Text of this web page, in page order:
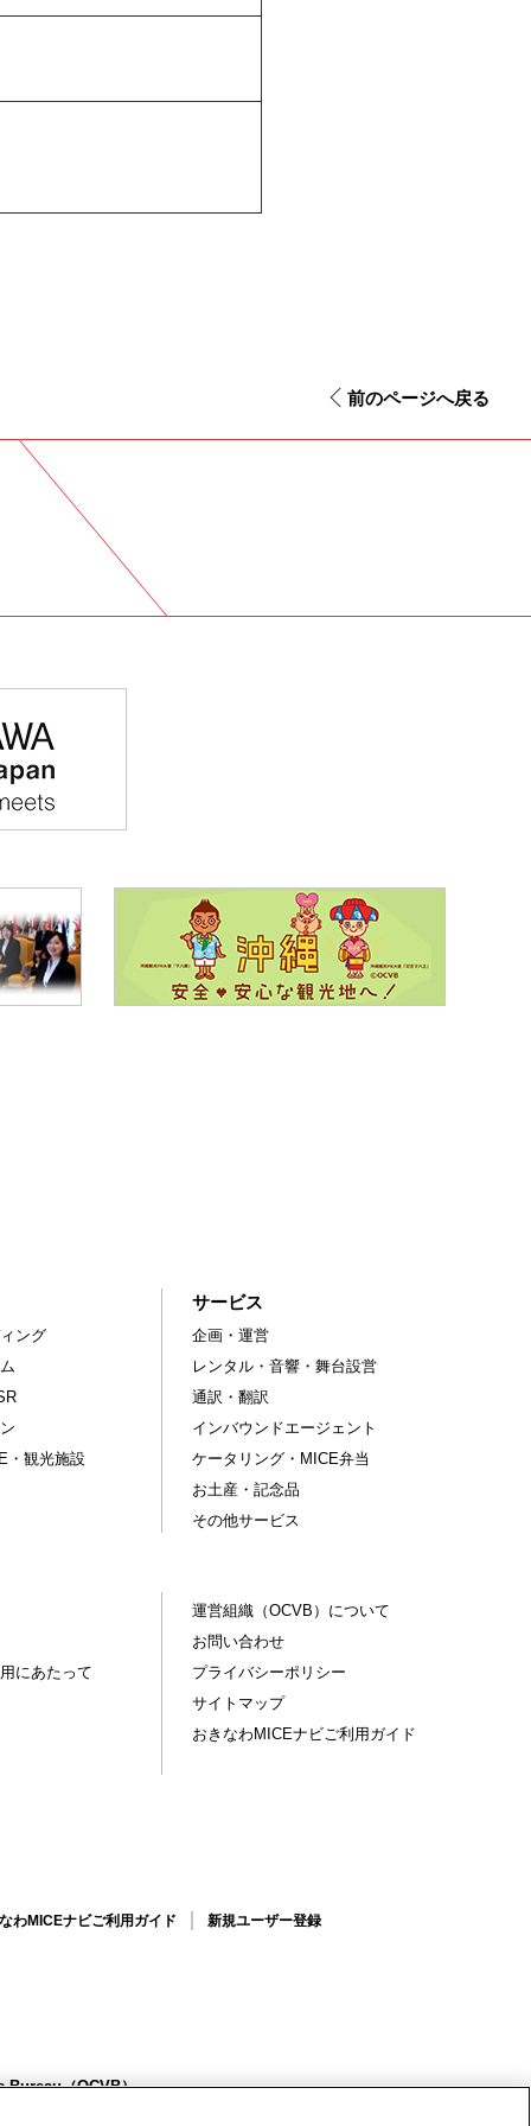
前のページへ戻る
ング
・観光施設
サービス
企画・運営
レンタル・音響・舞台設営
通訳・翻訳
インバウンドエージェント
ケータリング・MICE弁当
お土産・記念品
その他サービス
にあたって
運営組織（OCVB）について
お問い合わせ
プライバシーポリシー
サイトマップ
おきなわMICEナビご利用ガイド
わMICEナビご利用ガイド 新規ユーザー登録
（OCVB）